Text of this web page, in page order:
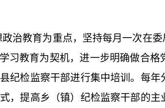
政治教育为重点，坚持每月一次在
习教育为契机，进一步明确做合
纪检监察干部进行集中培训。每
，提高乡（镇）纪检监察干部的